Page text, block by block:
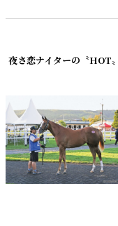
夜さ恋ナイターの〝HOT